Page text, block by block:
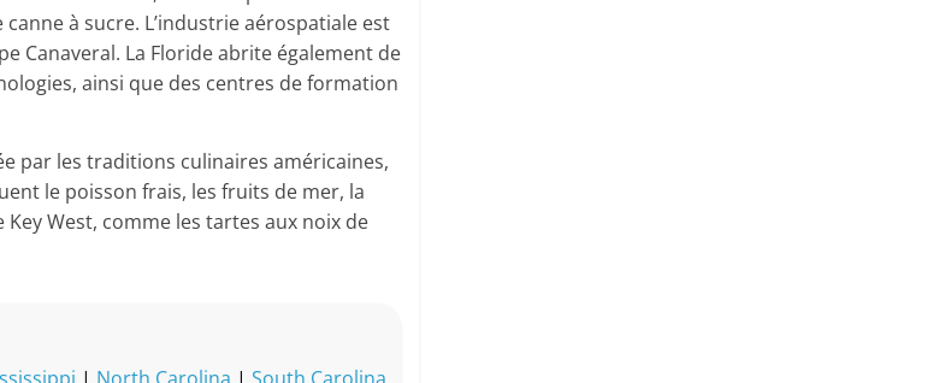
à sucre. L’industrie aérospatiale est
Canaveral. La Floride abrite également de
ainsi que des centres de formation
par les traditions culinaires américaines,
le poisson frais, les fruits de mer, la
West, comme les tartes aux noix de